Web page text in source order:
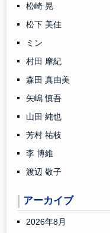
松崎 晃
松下 美佳
ミン
村田 摩紀
森田 真由美
矢嶋 慎吾
山田 純也
芳村 祐枝
李 博維
渡辺 敬子
アーカイブ
2026年8月